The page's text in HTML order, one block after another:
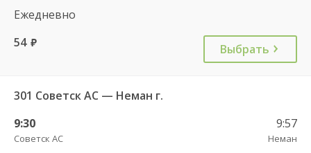
Ежедневно
54 руб. Выбрать
301 Советск АС — Неман г.
9:30
Советск АС
9:57
Неман